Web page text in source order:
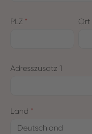
PLZ * Ort
Adresszusatz 1
Land *